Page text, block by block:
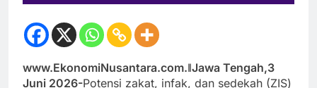
www.EkonomiNusantara.com.ǁJawa Tengah,3
Juni 2026-Potensi zakat, infak, dan sedekah (ZIS)